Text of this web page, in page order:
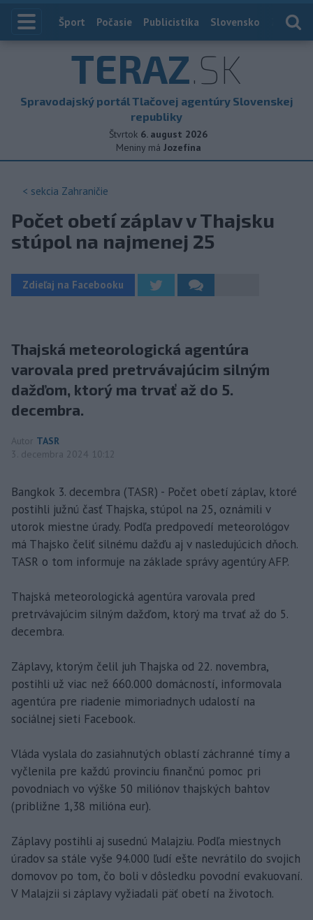
Index
Šport Počasie Publicistika Slovensko
TERAZ.SK
Spravodajský portál Tlačovej agentúry Slovenskej
republiky
Štvrtok 6. august 2026
Meniny má Jozefína
< sekcia Zahraničie
Počet obetí záplav v Thajsku
stúpol na najmenej 25
Zdieľaj na Facebooku
Thajská meteorologická agentúra
varovala pred pretrvávajúcim silným
dažďom, ktorý ma trvať až do 5.
decembra.
Autor TASR
3. decembra 2024 10:12
Bangkok 3. decembra (TASR) - Počet obetí záplav, ktoré
postihli južnú časť Thajska, stúpol na 25, oznámili v
utorok miestne úrady. Podľa predpovedí meteorológov
má Thajsko čeliť silnému dažďu aj v nasledujúcich dňoch.
TASR o tom informuje na základe správy agentúry AFP.
Thajská meteorologická agentúra varovala pred
pretrvávajúcim silným dažďom, ktorý ma trvať až do 5.
decembra.
Záplavy, ktorým čelil juh Thajska od 22. novembra,
postihli už viac než 660.000 domácností, informovala
agentúra pre riadenie mimoriadnych udalostí na
sociálnej sieti Facebook.
Vláda vyslala do zasiahnutých oblastí záchranné tímy a
vyčlenila pre každú provinciu finančnú pomoc pri
povodniach vo výške 50 miliónov thajských bahtov
(približne 1,38 milióna eur).
Záplavy postihli aj susednú Malajziu. Podľa miestnych
úradov sa stále vyše 94.000 ľudí ešte nevrátilo do svojich
domovov po tom, čo boli v dôsledku povodní evakuovaní.
V Malajzii si záplavy vyžiadali päť obetí na životoch.